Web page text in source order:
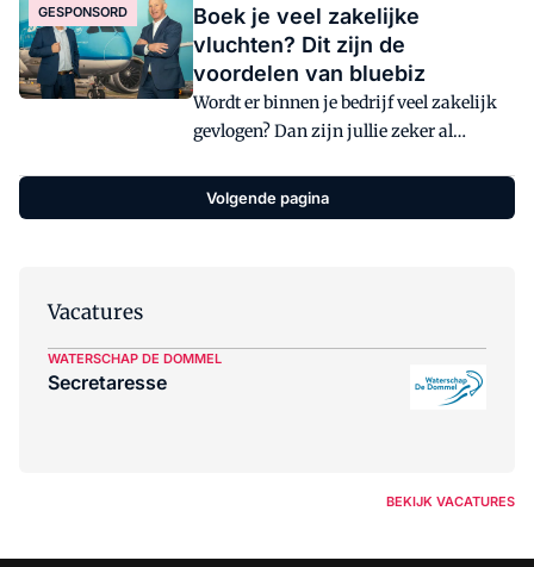
ook de uitgebreide ondersteuning
daarbij een rol. "Ons motto is niet voor
niets: zorgeloos samenkomen", zeggen
accountmanagers Lieke Smits-Martens
en Olaf Reineman.
GESPONSORD
Boek je veel zakelijke
vluchten? Dit zijn de
voordelen van bluebiz
Wordt er binnen je bedrijf veel zakelijk
gevlogen? Dan zijn jullie zeker al
loyaliteitsprogramma van KLM en
partners. Nog geen deelnemer? Erik van
Volgende pagina
Vacatures
WATERSCHAP DE DOMMEL
Secretaresse
BEKIJK VACATURES